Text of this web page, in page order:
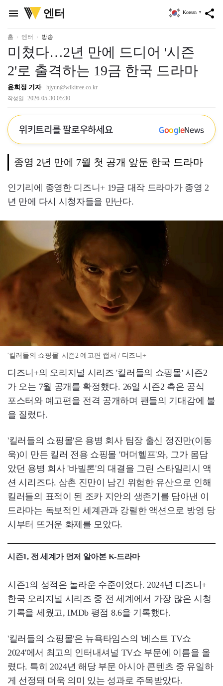
menu
위
키
리
엔터 share
Korean ▼
홈 엔터 방송
미쳤다…2년 만에 드디어 '시즌
2'로 출격하는 19금 한국 드라마
윤희정 기자 hjyun@wikitree.co.kr
작성일 2026-05-30 05:30
위키트리를 팔로우하세요 GoogleNews
종영 2년 만에 7월 첫 공개 앞둔 한국 드라마
인기리에 종영한 디즈니+ 19금 대작 드라마가 종영 2
년 만에 다시 시청자들을 만난다.
'킬러들의 쇼핑몰' 시즌2 예고편 캡처 / 디즈니+
디즈니+의 오리지널 시리즈 '킬러들의 쇼핑몰' 시즌2
가 오는 7월 공개를 확정했다. 26일 시즌2 측은 공식
포스터와 예고편을 전격 공개하며 팬들의 기대감에 불
을 질렀다.
'킬러들의 쇼핑몰'은 용병 회사 팀장 출신 정진만(이동
욱)이 만든 킬러 전용 쇼핑몰 '머더헬프'와, 그가 몸담
았던 용병 회사 '바빌론'의 대결을 그린 스타일리시 액
션 시리즈다. 삼촌 진만이 남긴 위험한 유산으로 인해
킬러들의 표적이 된 조카 지안의 생존기를 담아낸 이
드라마는 독보적인 세계관과 강렬한 액션으로 방영 당
시부터 뜨거운 화제를 모았다.
시즌1, 전 세계가 먼저 알아본 K-드라마
시즌1의 성적은 놀라운 수준이었다. 2024년 디즈니+
한국 오리지널 시리즈 중 전 세계에서 가장 많은 시청
기록을 세웠고, IMDb 평점 8.6을 기록했다.
'킬러들의 쇼핑몰'은 뉴욕타임스의 '베스트 TV쇼
2024'에서 최고의 인터내셔널 TV쇼 부문에 이름을 올
렸다. 특히 2024년 해당 부문 아시아 콘텐츠 중 유일하
게 선정돼 더욱 의미 있는 성과로 주목받았다.